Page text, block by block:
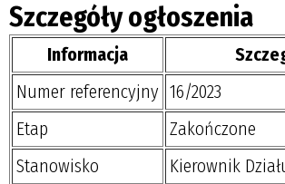
Szczegóły ogłoszenia
Informacja
Numer referencyjny 16/2023
Etap
Zakończone
Stanowisko
Kierownik